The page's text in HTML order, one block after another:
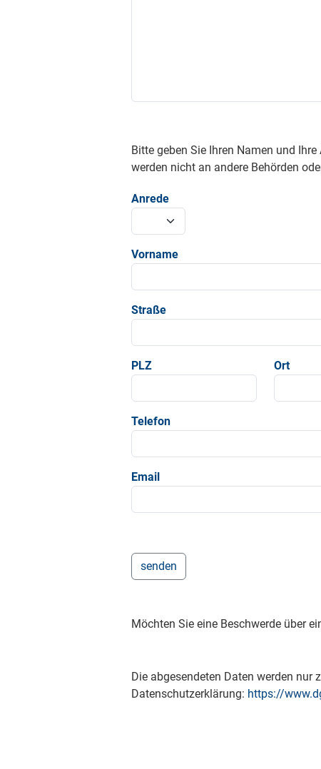
Bitte geben Sie Ihren Namen und
werden nicht an andere Behörden
Anrede
Vorname
Straße
PLZ Ort
Telefon
Email
Möchten Sie eine Beschwerde über
Die abgesendeten Daten werden nur
Datenschutzerklärung: https://